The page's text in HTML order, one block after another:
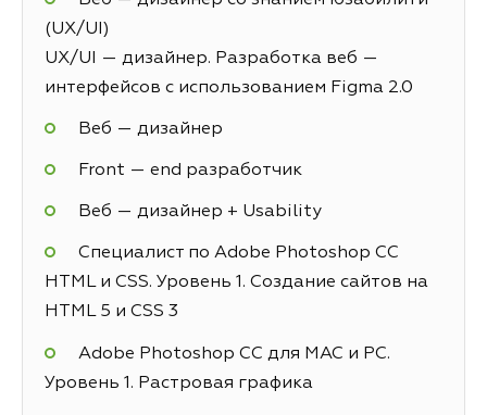
(UX/UI)
UX/UI — дизайнер. Разработка веб —
интерфейсов с использованием Figma 2.0
Веб — дизайнер
Front — end разработчик
Веб — дизайнер + Usability
Специалист по Adobe Photoshop СС
HTML и CSS. Уровень 1. Создание сайтов на
HTML 5 и СSS 3
Adobe Photoshop CC для MAC и PC.
Уровень 1. Растровая графика